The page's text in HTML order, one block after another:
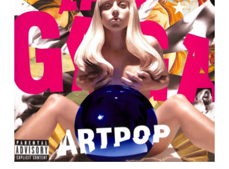
Макс
ВКонтакте
Одноклассники